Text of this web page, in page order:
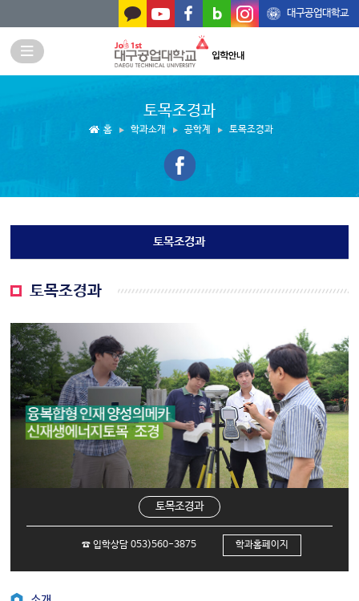
본문 바로가기 대구공업대학교
토목조경과
홈 학과소개 공학계 토목조경과
토목조경과
토목조경과
토목조경과
☎ 입학상담 053)560-3875 학과홈페이지